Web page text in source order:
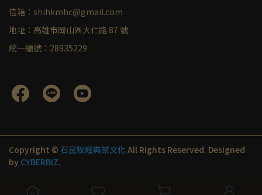
信箱：shihkmhc@gmail.com
地址：高雄市岡山區大仁路 87 號
統一編號：28935229
Copyright © 石昆牧經典茶文化 All Rights Reserved. Designed
by CYBERBIZ.